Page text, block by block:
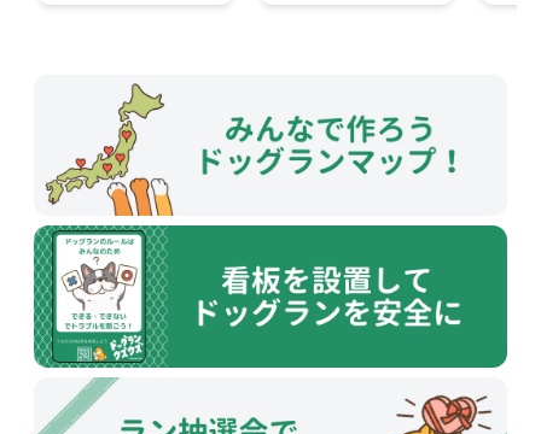
付き合い方